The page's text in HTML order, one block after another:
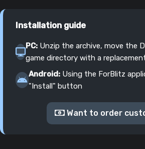
Installation guide
PC: Unzip the archive, move the
game directory with a
Android: Using the ForBlitz
"Install" button
Want to order